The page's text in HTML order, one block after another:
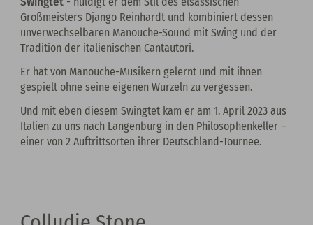
Großmeisters Django Reinhardt und kombiniert dessen
unverwechselbaren Manouche-Sound mit Swing und der
Tradition der italienischen Cantautori.
Er hat von Manouche-Musikern gelernt und mit ihnen
gespielt ohne seine eigenen Wurzeln zu vergessen.
Und mit eben diesem Swingtet kam er am 1. April 2023 aus
Italien zu uns nach Langenburg in den Philosophenkeller –
einer von 2 Auftrittsorten ihrer Deutschland-Tournee.